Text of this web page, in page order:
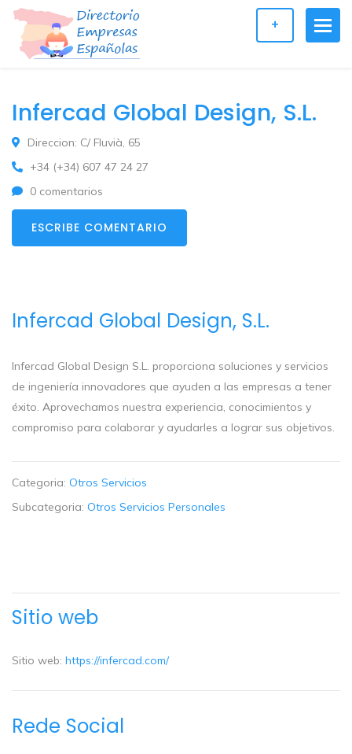
+
Infercad Global Design, S.L.
Direccion: C/ Fluvià, 65
+34 (+34) 607 47 24 27
0 comentarios
ESCRIBE COMENTARIO
Infercad Global Design, S.L.
Infercad Global Design S.L. proporciona soluciones y servicios
de ingeniería innovadores que ayuden a las empresas a tener
éxito. Aprovechamos nuestra experiencia, conocimientos y
compromiso para colaborar y ayudarles a lograr sus objetivos.
Categoria: Otros Servicios
Subcategoria: Otros Servicios Personales
Sitio web
Sitio web: https://infercad.com/
Rede Social